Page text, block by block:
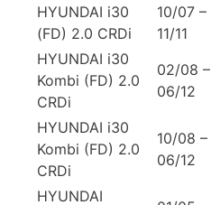
HYUNDAI i30
(FD) 2.0 CRDi
10/07 –
11/11
HYUNDAI i30
Kombi (FD) 2.0
CRDi
02/08 –
06/12
HYUNDAI i30
Kombi (FD) 2.0
CRDi
10/08 –
06/12
HYUNDAI